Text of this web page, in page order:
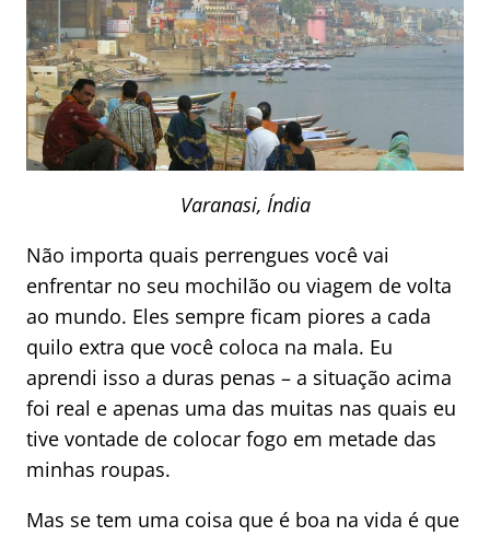
Varanasi, Índia
Não importa quais perrengues você vai
enfrentar no seu mochilão ou viagem de volta
ao mundo. Eles sempre ficam piores a cada
quilo extra que você coloca na mala. Eu
aprendi isso a duras penas – a situação acima
foi real e apenas uma das muitas nas quais eu
tive vontade de colocar fogo em metade das
minhas roupas.
Mas se tem uma coisa que é boa na vida é que